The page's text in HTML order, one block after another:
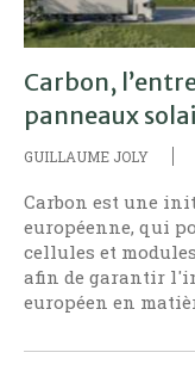
Carbon,
panneaux
GUILLAUME JOLY
Carbon est une
européenne, qui
cellules et
afin de garantir
européen en